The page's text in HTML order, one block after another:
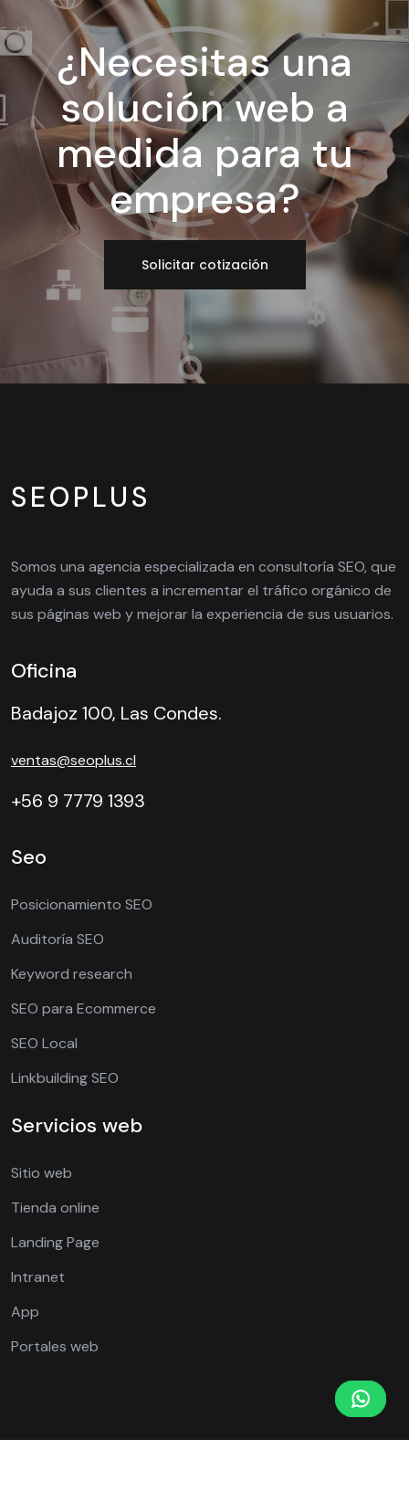
¿Necesitas una
solución web a
medida para tu
empresa?
Solicitar cotización
SEOPLUS
Somos una agencia especializada en consultoría SEO, que
ayuda a sus clientes a incrementar el tráfico orgánico de
sus páginas web y mejorar la experiencia de sus usuarios.
Oficina
Badajoz 100, Las Condes.
ventas@seoplus.cl
+56 9 7779 1393
Seo
Posicionamiento SEO
Auditoría SEO
Keyword research
SEO para Ecommerce
SEO Local
Linkbuilding SEO
Servicios web
Sitio web
Tienda online
Landing Page
Intranet
App
Portales web